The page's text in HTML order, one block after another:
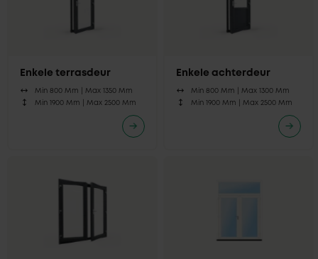
Enkele terrasdeur
Min 800 Mm | Max 1350 Mm
Min 1900 Mm | Max 2500 Mm
Enkele achterdeur
Min 800 Mm | Max 1300 Mm
Min 1900 Mm | Max 2500 Mm